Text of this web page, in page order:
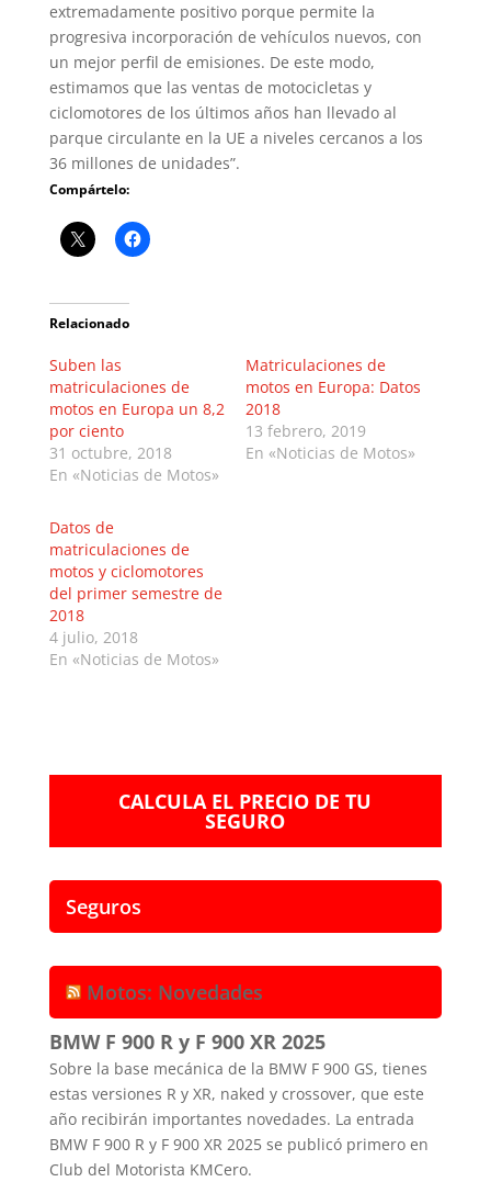
extremadamente positivo porque permite la
progresiva incorporación de vehículos nuevos, con
un mejor perfil de emisiones. De este modo,
estimamos que las ventas de motocicletas y
ciclomotores de los últimos años han llevado al
parque circulante en la UE a niveles cercanos a los
36 millones de unidades”.
Compártelo:
Relacionado
Suben las
matriculaciones de
motos en Europa un 8,2
por ciento
31 octubre, 2018
En «Noticias de Motos»
Matriculaciones de
motos en Europa: Datos
2018
13 febrero, 2019
En «Noticias de Motos»
Datos de
matriculaciones de
motos y ciclomotores
del primer semestre de
2018
4 julio, 2018
En «Noticias de Motos»
CALCULA EL PRECIO DE TU
SEGURO
Seguros
Motos: Novedades
BMW F 900 R y F 900 XR 2025
Sobre la base mecánica de la BMW F 900 GS, tienes
estas versiones R y XR, naked y crossover, que este
año recibirán importantes novedades. La entrada
BMW F 900 R y F 900 XR 2025 se publicó primero en
Club del Motorista KMCero.